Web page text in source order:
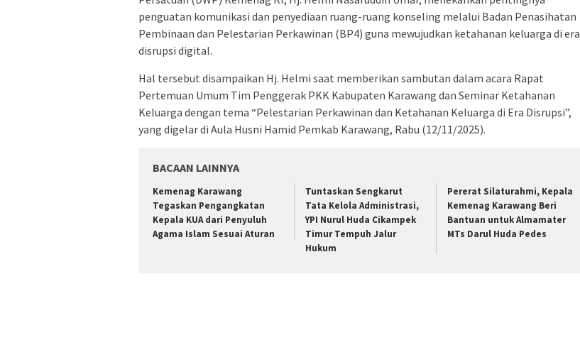
penguatan komunikasi dan penyediaan ruang-ruang konseling melalui Badan Penasihatan
Pembinaan dan Pelestarian Perkawinan (BP4) guna mewujudkan ketahanan keluarga di era
disrupsi digital.
Hal tersebut disampaikan Hj. Helmi saat memberikan sambutan dalam acara Rapat
Pertemuan Umum Tim Penggerak PKK Kabupaten Karawang dan Seminar Ketahanan
Keluarga dengan tema “Pelestarian Perkawinan dan Ketahanan Keluarga di Era Disrupsi”,
yang digelar di Aula Husni Hamid Pemkab Karawang, Rabu (12/11/2025).
BACAAN LAINNYA
Kemenag Karawang
Tegaskan Pengangkatan
Kepala KUA dari Penyuluh
Agama Islam Sesuai Aturan
Tuntaskan Sengkarut
Tata Kelola Administrasi,
YPI Nurul Huda Cikampek
Timur Tempuh Jalur
Hukum
Pererat Silaturahmi, Kepala
Kemenag Karawang Beri
Bantuan untuk Almamater
MTs Darul Huda Pedes